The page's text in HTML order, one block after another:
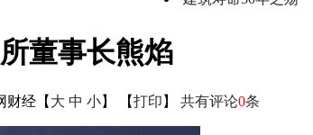
董事长熊焰
财经 【 大 中 小】 【打印 】 共有评论0条